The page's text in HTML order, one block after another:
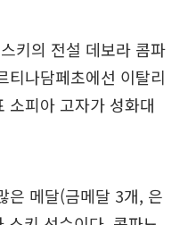
키의 전설 데보라 콤파
티나담페초에선 이탈리
소피아 고자가 성화대
은 메달(금메달 3개, 은